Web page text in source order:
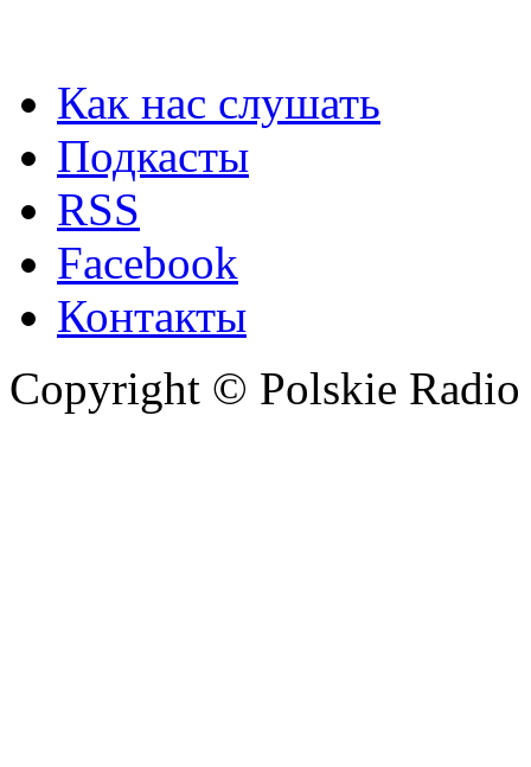
Как нас слушать
Подкасты
RSS
Facebook
Контакты
Copyright © Polskie